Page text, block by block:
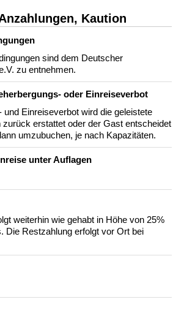
Kaution
sind dem Deutscher
zu entnehmen.
oder Einreiseverbot
und Einreiseverbot wird die geleistete
zurück erstattet oder der Gast entscheidet
umzubuchen, je nach Kapazitäten.
unter Auflagen
weiterhin wie gehabt in Höhe von 25%
Die Restzahlung erfolgt vor Ort bei